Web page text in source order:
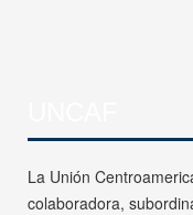
La Unión
colaboradora,